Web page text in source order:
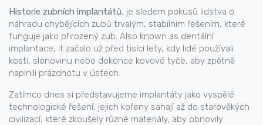
Historie zubních implantátů, je sledem pokusů lidstva o
náhradu chybějících zubů trvalým, stabilním řešením, které
funguje jako přirozený zub. Also known as dentální
implantace, it začalo už před tisíci lety, kdy lidé používali
kosti, slonovinu nebo dokonce kovové tyče, aby zpětně
naplnili prázdnotu v ústech.
Zatímco dnes si představujeme implantáty jako vyspělé
technologické řešení, jejich kořeny sahají až do starověkých
civilizací, které zkoušely různé materiály, aby obnovily